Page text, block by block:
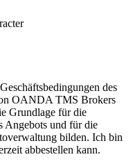
des
OANDA TMS Brokers
Grundlage für die
Angebots und für die
bilden. Ich bin
abbestellen kann.